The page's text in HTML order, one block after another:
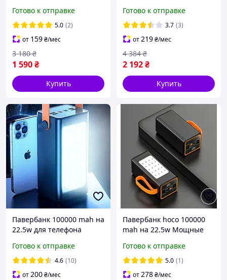
батареи с фонариком
Awei powerbank с
дисплеем
Готово к отправке
5.0 (2)
от 159₴/мес
1 590₴
3 180 ₴
Купить
Топ power bank с быстрой
зарядкой quick charge
Готово к отправке
3.7 (3)
от219₴/мес
2 192₴
4 384 ₴
Купить
Павербанк 100000 mah на
22.5w для телефона
с быстрой зарядкой
батареи универсальный
Готово к отправке
4.6 (10)
от200₴/мес
Павербанк hoco 100000
mah на 22.5w Мощные
power bank Портативная
зарядка iphone
Готово к отправке
5.0 (1)
от278₴/мес